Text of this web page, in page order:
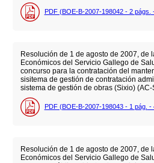
PDF (BOE-B-2007-198042 - 2 págs.
Resolución de 1 de agosto de 2007, de
Económicos del Servicio Gallego de
concurso para la contratación del
sisitema de gestión de contratación
sistema de gestión de obras (Sixio) (AC-
PDF (BOE-B-2007-198043 - 1 pág. -
Resolución de 1 de agosto de 2007, de
Económicos del Servicio Gallego de